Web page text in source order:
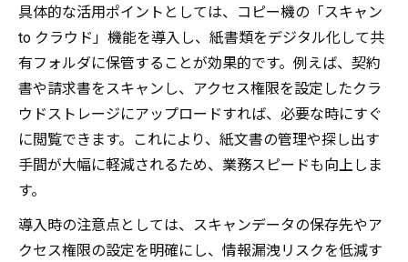
具体的な活用ポイントとしては、コピー機の「スキャン
to クラウド」機能を導入し、紙書類をデジタル化して共
有フォルダに保管することが効果的です。例えば、契約
書や請求書をスキャンし、アクセス権限を設定したクラ
ウドストレージにアップロードすれば、必要な時にすぐ
に閲覧できます。これにより、紙文書の管理や探し出す
手間が大幅に軽減されるため、業務スピードも向上しま
す。
導入時の注意点としては、スキャンデータの保存先やア
クセス権限の設定を明確にし、情報漏洩リスクを低減す